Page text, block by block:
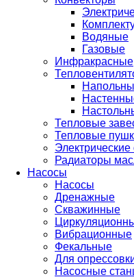
Водяные
Газовые
Инфракрасные
Тепловые
Тепловые
Радиаторы
Насосы
Насосы
Дренажные
Скважинные
Вибрационные
Фекальные
Для
Насосные